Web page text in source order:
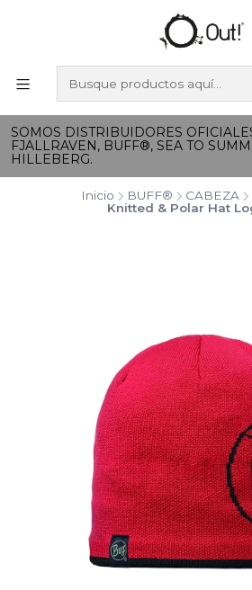
SOMOS DISTRIBUIDORES
FJALLRAVEN, BUFF®, SEA TO
HILLEBERG.
Inicio BUFF® CABEZA
Knitted & Polar Hat